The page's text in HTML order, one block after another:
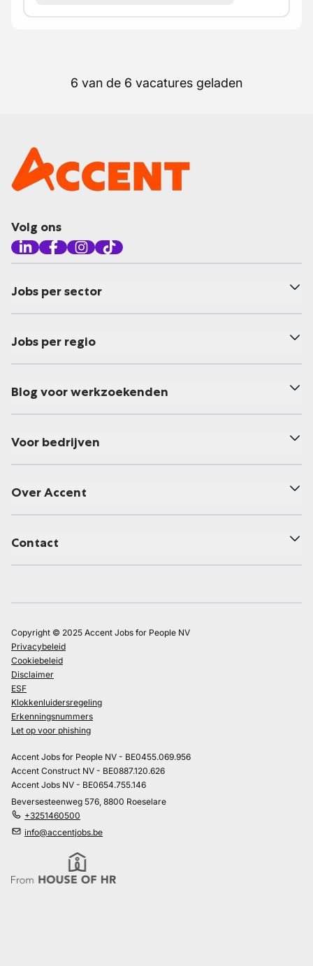
6 van de 6 vacatures geladen
Volg ons
Jobs per sector
Jobs per regio
Blog voor werkzoekenden
Voor bedrijven
Over Accent
Contact
Copyright © 2025 Accent Jobs for People NV
Privacybeleid
Cookiebeleid
Disclaimer
ESF
Klokkenluidersregeling
Erkenningsnummers
Let op voor phishing
Accent Jobs for People NV - BE0455.069.956
Accent Construct NV - BE0887.120.626
Accent Jobs NV - BE0654.755.146
Beversesteenweg 576, 8800 Roeselare
+3251460500
info@accentjobs.be